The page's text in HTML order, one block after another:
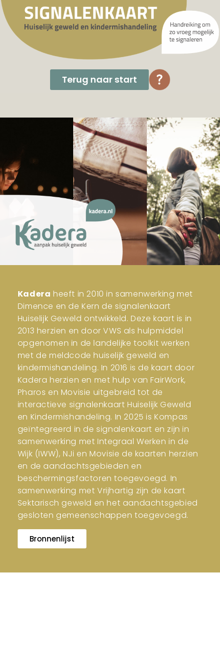
Terug naar start
Kadera heeft in 2010 in samenwerking met
Dimence en de Kern de signalenkaart
Huiselijk Geweld ontwikkeld. Deze kaart is in
2013 herzien en door VWS als hulpmiddel
opgenomen in de landelijke toolkit werken
met de meldcode huiselijk geweld en
kindermishandeling. In 2016 is de kaart door
Kadera herzien en met hulp van FairWork,
Pharos en Movisie uitgebreid tot de
interactieve signalenkaart Huiselijk Geweld
en Kindermishandeling. In 2025 is Kompas
geïntegreerd in de signalenkaart en zijn in
samenwerking met Integraal Werken in de
Wijk (IWW), NJi en Movisie de kaarten herzien
en de aandachtsgebieden en
beschermingsfactoren toegevoegd. In
samenwerking met Vrijhartig zijn de kaart
Sektarisch geweld en het aandachtsgebied
gesloten gemeenschappen toegevoegd.
Bronnenlijst